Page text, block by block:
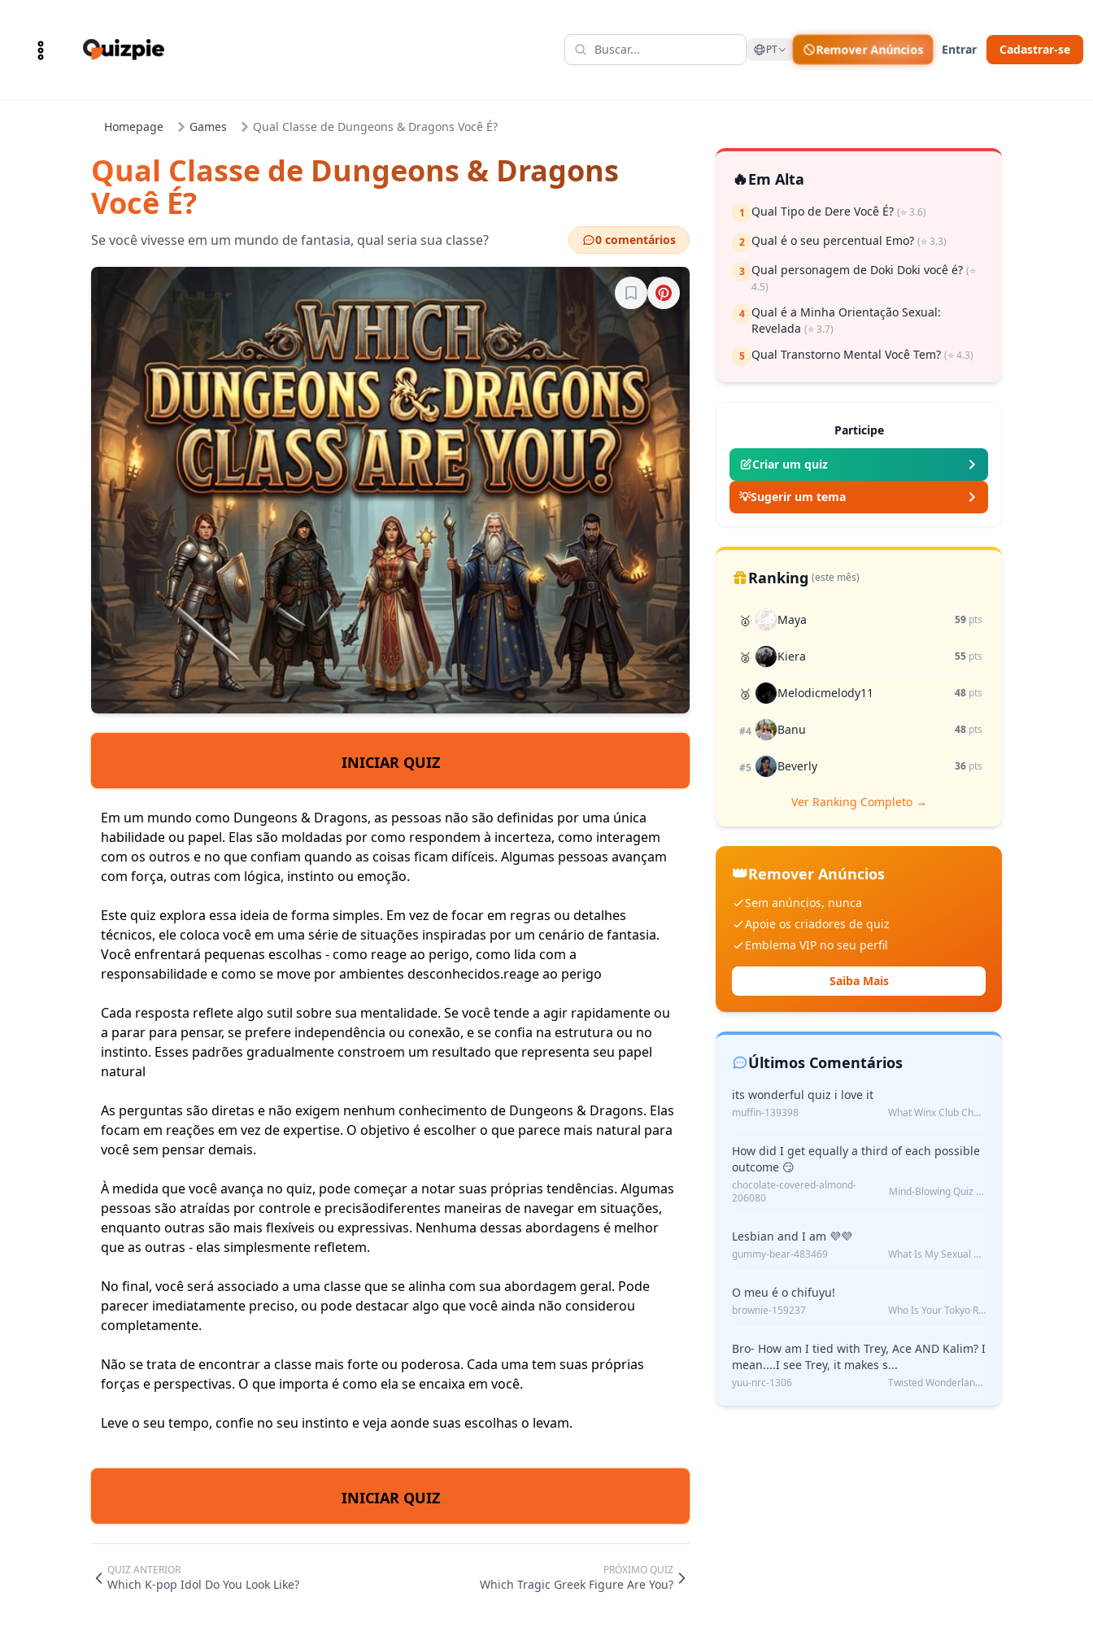
PT Remover Anúncios Entrar Cadastrar-se
Homepage Games Qual Classe de Dungeons & Dragons Você É?
Qual Classe de Dungeons & Dragons
Você É?
Se você vivesse em um mundo de fantasia, qual seria sua classe? 0 comentários
Entre para salvar
INICIAR QUIZ
Em um mundo como Dungeons & Dragons, as pessoas não são definidas por uma única
habilidade ou papel. Elas são moldadas por como respondem à incerteza, como interagem
com os outros e no que confiam quando as coisas ficam difíceis. Algumas pessoas avançam
com força, outras com lógica, instinto ou emoção.
Este quiz explora essa ideia de forma simples. Em vez de focar em regras ou detalhes
técnicos, ele coloca você em uma série de situações inspiradas por um cenário de fantasia.
Você enfrentará pequenas escolhas - como reage ao perigo, como lida com a
responsabilidade e como se move por ambientes desconhecidos.reage ao perigo
Cada resposta reflete algo sutil sobre sua mentalidade. Se você tende a agir rapidamente ou
a parar para pensar, se prefere independência ou conexão, e se confia na estrutura ou no
instinto. Esses padrões gradualmente constroem um resultado que representa seu papel
natural
As perguntas são diretas e não exigem nenhum conhecimento de Dungeons & Dragons. Elas
focam em reações em vez de expertise. O objetivo é escolher o que parece mais natural para
você sem pensar demais.
À medida que você avança no quiz, pode começar a notar suas próprias tendências. Algumas
pessoas são atraídas porcontrole e precisãodiferentes maneiras de navegar em situações,
enquanto outras são mais flexíveis ou expressivas. Nenhuma dessas abordagens é melhor
que as outras - elas simplesmente refletem.
No final, você será associado a uma classe que se alinha com sua abordagem geral. Pode
parecer imediatamente preciso, ou pode destacar algo que você ainda não considerou
completamente.
Não se trata de encontrar a classe mais forte ou poderosa. Cada uma tem suas próprias
forças e perspectivas. O que importa é como ela se encaixa em você.
Leve o seu tempo, confie no seu instinto e veja aonde suas escolhas o levam.
INICIAR QUIZ
QUIZ ANTERIOR
Which K-pop Idol Do You Look Like?
PRÓXIMO QUIZ
Which Tragic Greek Figure Are You?
🔥Em Alta
1 Qual Tipo de Dere Você É? (⭐ 3.6)
2 Qual é o seu percentual Emo? (⭐ 3.3)
3 Qual personagem de Doki Doki você é? (⭐
4.5)
4 Qual é a Minha Orientação Sexual:
Revelada (⭐ 3.7)
5 Qual Transtorno Mental Você Tem? (⭐ 4.3)
Participe
Criar um quiz
💡Sugerir um tema
Ranking (este mês)
🥇 Maya 59 pts
🥈 Kiera 55 pts
🥉 Melodicmelody11 48 pts
#4 Banu 48 pts
#5 Beverly 36 pts
Ver Ranking Completo →
👑Remover Anúncios
Sem anúncios, nunca
Apoie os criadores de quiz
Emblema VIP no seu perfil
Saiba Mais
Últimos Comentários
its wonderful quiz i love it
muffin-139398 What Winx Club Character Are You?
How did I get equally a third of each possible
outcome 😏
chocolate-covered-almond-
206080
Mind-Blowing Quiz Reveals: Will I Be Alone Forever?
Lesbian and I am 💜💜
gummy-bear-483469 What Is My Sexual Orientation: Uncovered
O meu é o chifuyu!
brownie-159237 Who Is Your Tokyo Revengers Boyfriend?
Bro- How am I tied with Trey, Ace AND Kalim? I
mean....I see Trey, it makes s...
yuu-nrc-1306 Twisted Wonderland Kin Quiz